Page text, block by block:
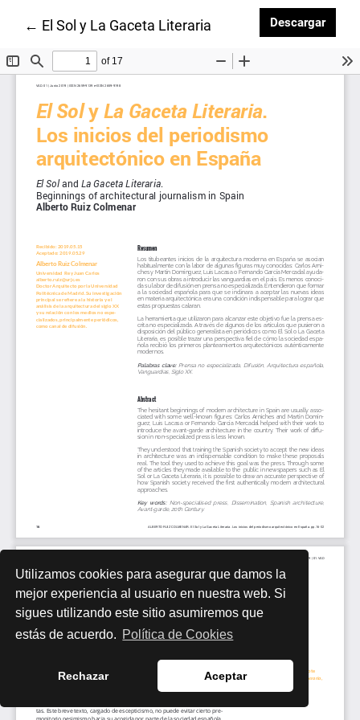
Utilizamos cookies para asegurar que damos la
mejor experiencia al usuario en nuestra web. Si
sigues utilizando este sitio asumiremos que
estás de acuerdo. Política de Cookies
Rechazar Aceptar
← Volver a los detalles del artículo
El Sol y La Gaceta Literaria Descargar